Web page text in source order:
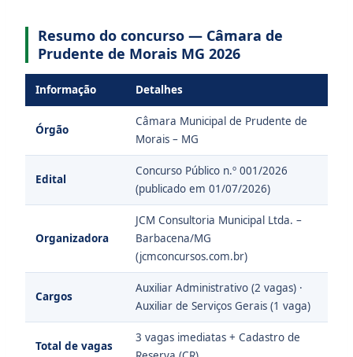
Resumo do concurso — Câmara de
Prudente de Morais MG 2026
Informação Detalhes
Órgão
Câmara Municipal de Prudente de
Morais – MG
Edital
Concurso Público n.º 001/2026
(publicado em 01/07/2026)
Organizadora
JCM Consultoria Municipal Ltda. –
Barbacena/MG
(jcmconcursos.com.br)
Cargos
Auxiliar Administrativo (2 vagas) ·
Auxiliar de Serviços Gerais (1 vaga)
Total de vagas
3 vagas imediatas + Cadastro de